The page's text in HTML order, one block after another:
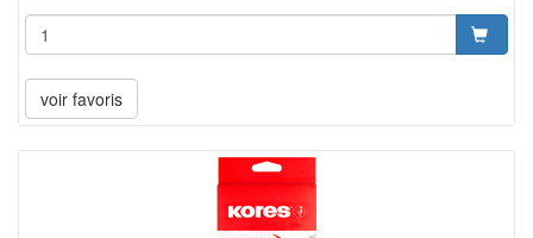
voir favoris